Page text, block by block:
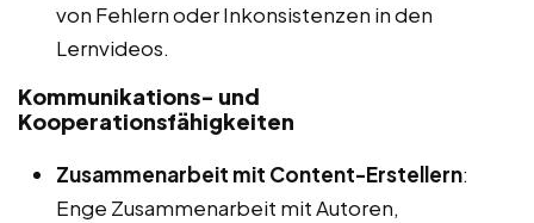
von Fehlern oder Inkonsistenzen in den
Lernvideos.
Kommunikations- und
Kooperationsfähigkeiten
Zusammenarbeit mit Content-Erstellern:
Enge Zusammenarbeit mit Autoren,